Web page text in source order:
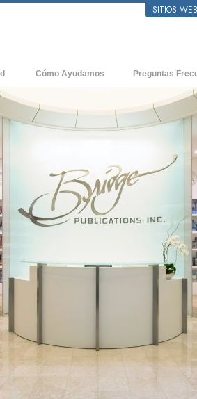
SITIOS
de
Cómo Ayudamos Preguntas
Antecedentes y
Dentro de una
La Organización